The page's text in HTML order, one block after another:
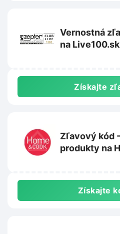
Vernostná
na Live100.sk
Získajte
Zľavový kód
produkty na
Získajte